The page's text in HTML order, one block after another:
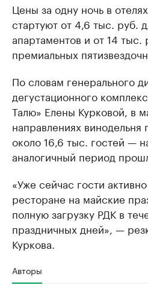
Цены за одну ночь в
стартуют от 4,6 тыс. руб.
апартаментов и от 14 тыс.
премиальных
По словам генерального
дегустационного
Талю» Елены Курковой, в
направлениях винодельня
около 16,6 тыс. гостей —
аналогичный период
«Уже сейчас гости
ресторане на майские
полную загрузку РДК в
праздничных дней», —
Куркова.
Авторы